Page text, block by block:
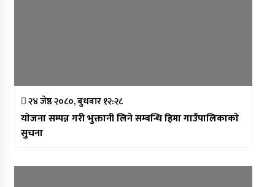
२४ जेष्ठ २०८०, बुधबार १२:२८
याेजना सम्पन्न गरी भुक्तानी लिने सम्बन्धि हिमा गाउँपालिकाकाे
सुचना